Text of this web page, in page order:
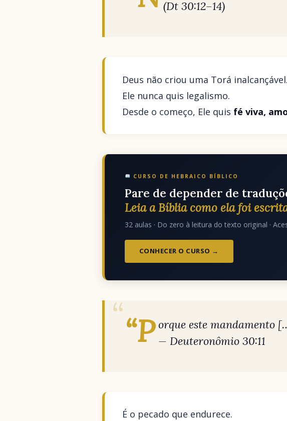
(Dt 30:12–14)
Deus não criou uma Torá inalcançável.
Ele nunca quis legalismo.
Desde o começo, Ele quis fé viva,
CURSO DE HEBRAICO BÍBLICO
Pare de depender de
Leia a Bíblia como ela foi
32 aulas · Do zero à leitura do texto original ·
CONHECER O CURSO →
“P orque este mandamento
— Deuteronômio 30:11
É o pecado que endurece.